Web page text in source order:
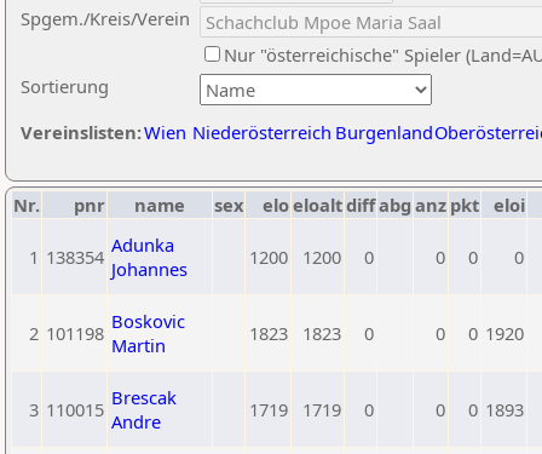
Sortierung
Spgem./Kreis/Verein
Nur "österreichische" Spieler
Vereinslisten:Wien Niederösterreich Burgenland
Nr. pnr name sex eloeloaltdiffabg anz pkt eloi
1 138354 Adunka
Johannes
1200 1200 0 0 0 0
2 101198 Boskovic
Martin
1823 1823 0 0 0 1920
3 110015 Brescak
Andre
1719 1719 0 0 0 1893